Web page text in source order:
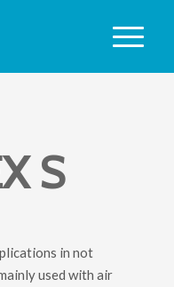
S
in not
used with air